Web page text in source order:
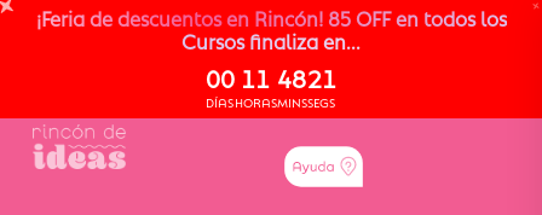
¡Feria de descuentos en Rincón! 85 OFF en todos los
Cursos finaliza en...
00
DÍAS
11
HORAS
48
MINS
20
SEGS